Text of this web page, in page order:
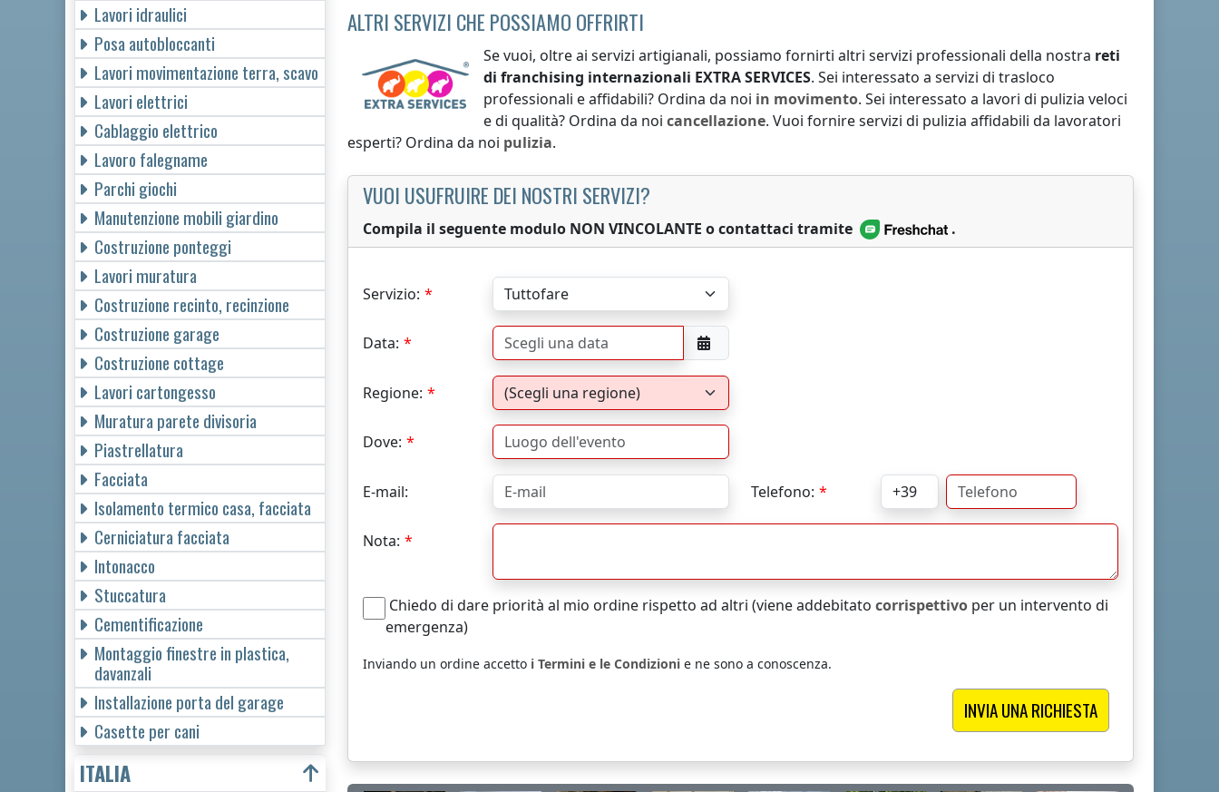
ALTRI SERVIZI CHE POSSIAMO OFFRIRTI
Se vuoi, oltre ai servizi artigianali, possiamo fornirti altri servizi professionali della nostra reti
di franchising internazionali EXTRA SERVICES. Sei interessato a servizi di trasloco
professionali e affidabili? Ordina da noi in movimento. Sei interessato a lavori di pulizia veloci
e di qualità? Ordina da noi cancellazione. Vuoi fornire servizi di pulizia affidabili da lavoratori
esperti? Ordina da noi pulizia.
VUOI USUFRUIRE DEI NOSTRI SERVIZI?
Compila il seguente modulo NON VINCOLANTE o contattaci tramite .
Servizio:
Data:
Regione:
Dove:
E-mail: Telefono:
Nota:
Chiedo di dare priorità al mio ordine rispetto ad altri (viene addebitato corrispettivo per un intervento di
emergenza)
Inviando un ordine accetto i Termini e le Condizioni e ne sono a conoscenza.
Lavori idraulici
Posa autobloccanti
Lavori movimentazione terra, scavo
Lavori elettrici
Cablaggio elettrico
Lavoro falegname
Parchi giochi
Manutenzione mobili giardino
Costruzione ponteggi
Lavori muratura
Costruzione recinto, recinzione
Costruzione garage
Costruzione cottage
Lavori cartongesso
Muratura parete divisoria
Piastrellatura
Facciata
Isolamento termico casa, facciata
Cerniciatura facciata
Intonacco
Stuccatura
Cementificazione
Montaggio finestre in plastica,
davanzali
Installazione porta del garage
Casette per cani
ITALIA